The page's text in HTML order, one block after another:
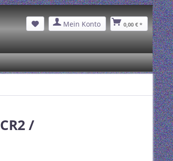
Mein Konto 0,00 € *
/